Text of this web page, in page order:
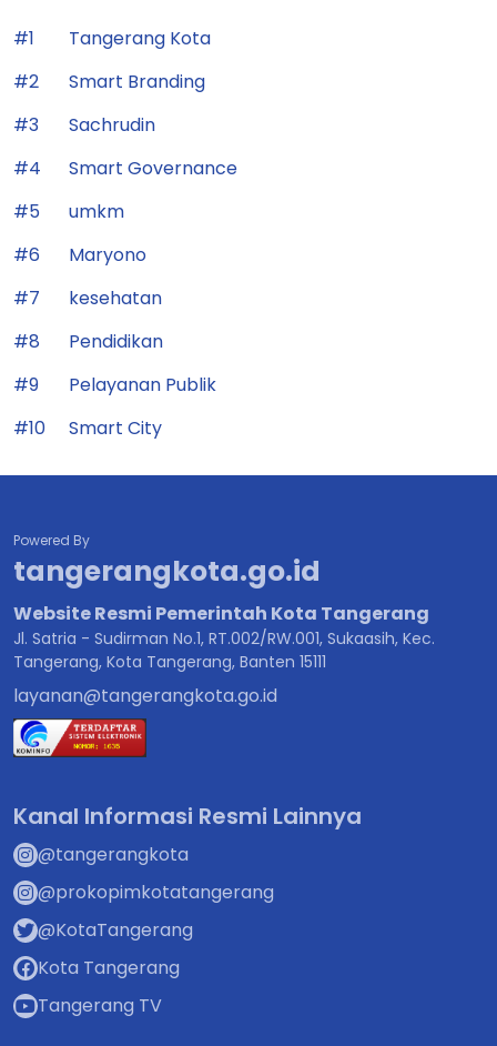
#1
Tangerang Kota
#2
Smart Branding
#3
Sachrudin
#4
Smart Governance
#5
umkm
#6
Maryono
#7
kesehatan
#8
Pendidikan
#9
Pelayanan Publik
#10
Smart City
Powered By
tangerangkota.go.id
Website Resmi Pemerintah Kota Tangerang
Jl. Satria - Sudirman No.1, RT.002/RW.001, Sukaasih, Kec.
Tangerang, Kota Tangerang, Banten 15111
layanan@tangerangkota.go.id
Kanal Informasi Resmi Lainnya
@tangerangkota
@prokopimkotatangerang
@KotaTangerang
Kota Tangerang
Tangerang TV